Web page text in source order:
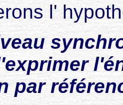
l'
par